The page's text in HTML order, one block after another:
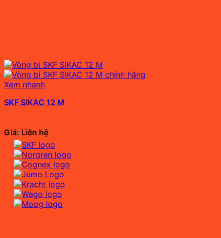
Xem nhanh
SKF SIKAC 12 M
Giá: Liên hệ